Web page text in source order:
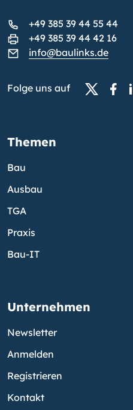
+49 385 39 44 55 44
+49 385 39 44 42 16
info@baulinks.de
Folge uns auf
Themen
Bau
Ausbau
TGA
Praxis
Bau-IT
Unternehmen
Newsletter
Anmelden
Registrieren
Kontakt